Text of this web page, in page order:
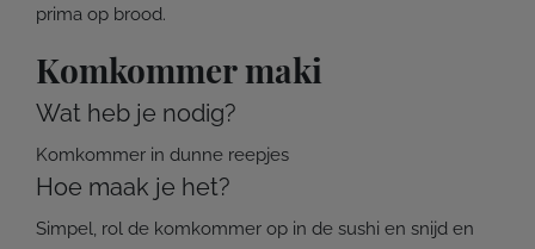
prima op brood.
Komkommer maki
Wat heb je nodig?
Komkommer in dunne reepjes
Hoe maak je het?
Simpel, rol de komkommer op in de sushi en snijd en